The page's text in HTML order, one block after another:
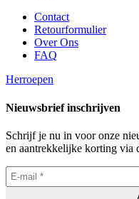
Contact
Retourformulier
Over Ons
FAQ
Herroepen
Nieuwsbrief inschrijven
Schrijf je nu in voor onze
en aantrekkelijke korting via